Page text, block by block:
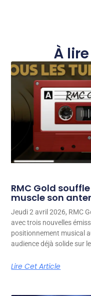
À
RMC Gold
muscle son
Jeudi 2 avril 2026, RMC
avec trois nouvelles
positionnement musical
audience déjà solide sur
Lire Cet Article